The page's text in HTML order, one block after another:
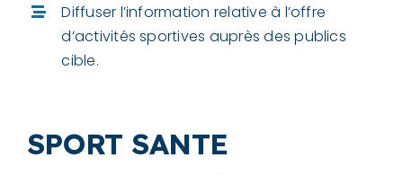
Diffuser l’information relative à l’offre
d’activités sportives auprès des publics
cible.
SPORT SANTE